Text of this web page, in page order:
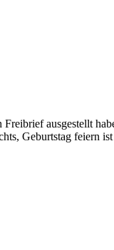
ausgestellt
Geburtstag feiern